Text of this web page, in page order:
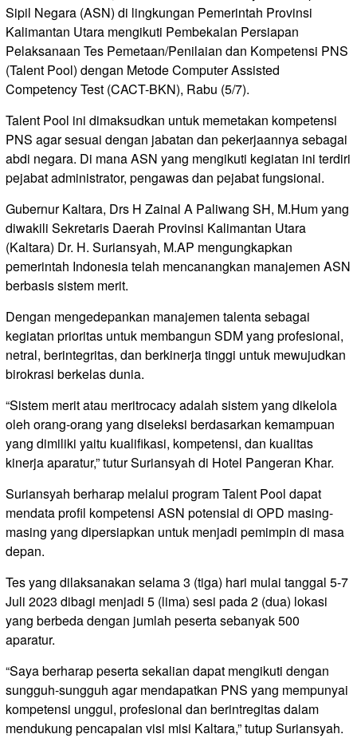
Sipil Negara (ASN) di lingkungan Pemerintah Provinsi
Kalimantan Utara mengikuti Pembekalan Persiapan
Pelaksanaan Tes Pemetaan/Penilaian dan Kompetensi PNS
(Talent Pool) dengan Metode Computer Assisted
Competency Test (CACT-BKN), Rabu (5/7).
Talent Pool ini dimaksudkan untuk memetakan kompetensi
PNS agar sesuai dengan jabatan dan pekerjaannya sebagai
abdi negara. Di mana ASN yang mengikuti kegiatan ini terdiri
pejabat administrator, pengawas dan pejabat fungsional.
Gubernur Kaltara, Drs H Zainal A Paliwang SH, M.Hum yang
diwakili Sekretaris Daerah Provinsi Kalimantan Utara
(Kaltara) Dr. H. Suriansyah, M.AP mengungkapkan
pemerintah Indonesia telah mencanangkan manajemen ASN
berbasis sistem merit.
Dengan mengedepankan manajemen talenta sebagai
kegiatan prioritas untuk membangun SDM yang profesional,
netral, berintegritas, dan berkinerja tinggi untuk mewujudkan
birokrasi berkelas dunia.
“Sistem merit atau meritrocacy adalah sistem yang dikelola
oleh orang-orang yang diseleksi berdasarkan kemampuan
yang dimiliki yaitu kualifikasi, kompetensi, dan kualitas
kinerja aparatur,” tutur Suriansyah di Hotel Pangeran Khar.
Suriansyah berharap melalui program Talent Pool dapat
mendata profil kompetensi ASN potensial di OPD masing-
masing yang dipersiapkan untuk menjadi pemimpin di masa
depan.
Tes yang dilaksanakan selama 3 (tiga) hari mulai tanggal 5-7
Juli 2023 dibagi menjadi 5 (lima) sesi pada 2 (dua) lokasi
yang berbeda dengan jumlah peserta sebanyak 500
aparatur.
“Saya berharap peserta sekalian dapat mengikuti dengan
sungguh-sungguh agar mendapatkan PNS yang mempunyai
kompetensi unggul, profesional dan berintregitas dalam
mendukung pencapaian visi misi Kaltara,” tutup Suriansyah.